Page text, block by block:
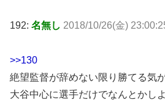
192: 名無し 2018/10/26(金)
>>130
絶望監督が辞めない限り勝てる気
大谷中心に選手だけでなんとかし